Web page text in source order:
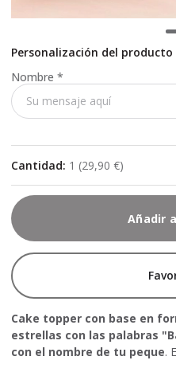
Personalización del producto
Nombre *
Cantidad: 1 (29,90 €)
Añadir
Cake topper con base en
estrellas con las palabras
con el nombre de tu peque.